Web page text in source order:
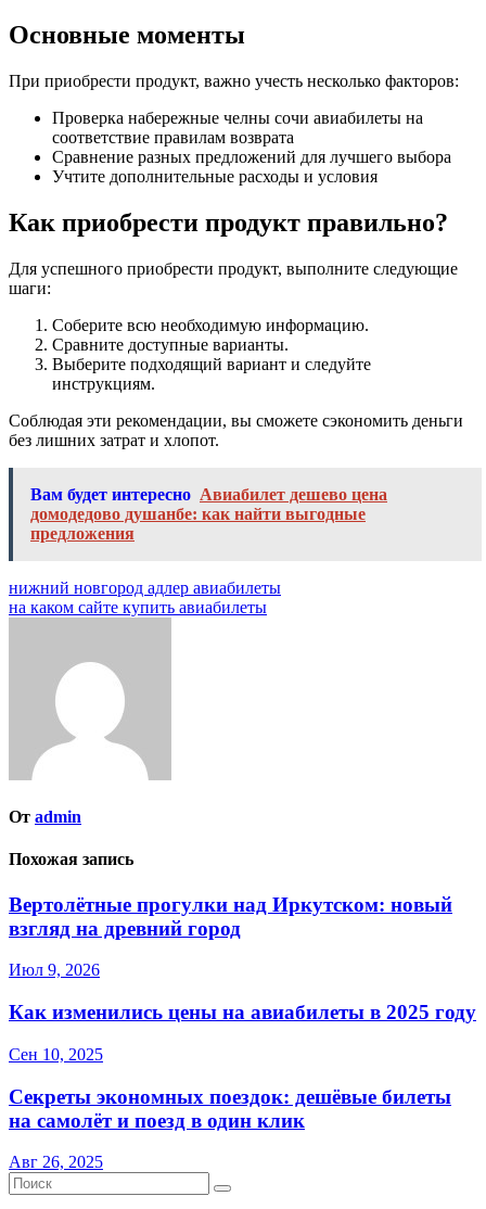
Основные моменты
При приобрести продукт, важно учесть несколько факторов:
Проверка набережные челны сочи авиабилеты на
соответствие правилам возврата
Сравнение разных предложений для лучшего выбора
Учтите дополнительные расходы и условия
Как приобрести продукт правильно?
Для успешного приобрести продукт, выполните следующие
шаги:
Соберите всю необходимую информацию.
Сравните доступные варианты.
Выберите подходящий вариант и следуйте
инструкциям.
Соблюдая эти рекомендации, вы сможете сэкономить деньги
без лишних затрат и хлопот.
Вам будет интересно Авиабилет дешево цена
домодедово душанбе: как найти выгодные
предложения
Навигация
по
нижний новгород адлер авиабилеты
на каком сайте купить авиабилеты
От admin
Похожая запись
Вертолётные прогулки над Иркутском: новый
взгляд на древний город
Июл 9, 2026
Как изменились цены на авиабилеты в 2025 году
Сен 10, 2025
Секреты экономных поездок: дешёвые билеты
на самолёт и поезд в один клик
Авг 26, 2025